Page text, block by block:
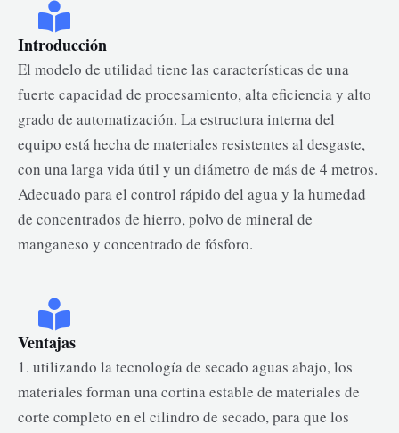
Introducción
El modelo de utilidad tiene las características de una
fuerte capacidad de procesamiento, alta eficiencia y alto
grado de automatización. La estructura interna del
equipo está hecha de materiales resistentes al desgaste,
con una larga vida útil y un diámetro de más de 4 metros.
Adecuado para el control rápido del agua y la humedad
de concentrados de hierro, polvo de mineral de
manganeso y concentrado de fósforo.
Ventajas
1. utilizando la tecnología de secado aguas abajo, los
materiales forman una cortina estable de materiales de
corte completo en el cilindro de secado, para que los